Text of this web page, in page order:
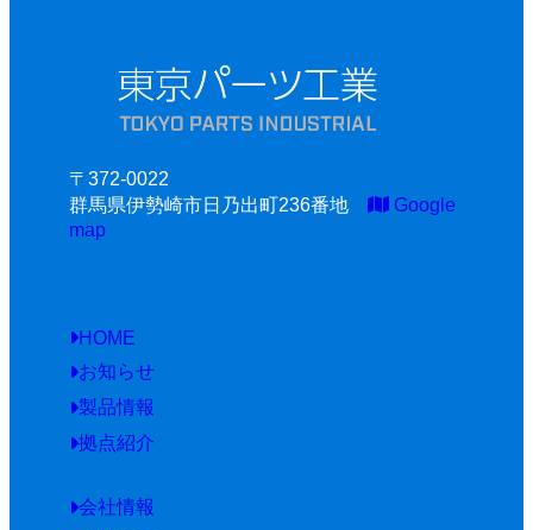
〒372-0022
群馬県伊勢崎市日乃出町236番地
Google
map
HOME
お知らせ
製品情報
拠点紹介
会社情報